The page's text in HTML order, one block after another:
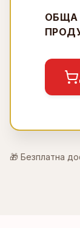
ОБЩА
🎁 Безплатна